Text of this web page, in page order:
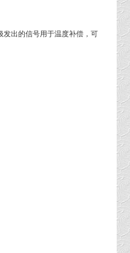
出的信号用于温度补偿，可